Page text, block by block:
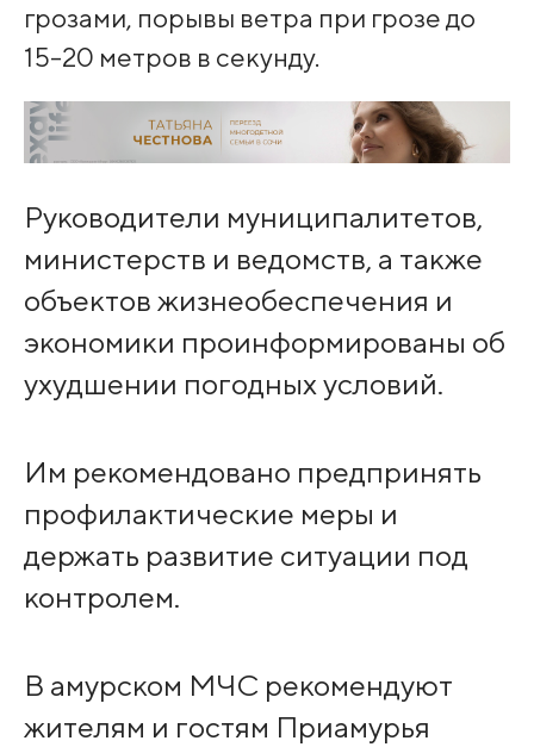
грозами, порывы ветра при грозе до
15-20 метров в секунду.
Руководители муниципалитетов,
министерств и ведомств, а также
объектов жизнеобеспечения и
экономики проинформированы об
ухудшении погодных условий.
Им рекомендовано предпринять
профилактические меры и
держать развитие ситуации под
контролем.
В амурском МЧС рекомендуют
жителям и гостям Приамурья